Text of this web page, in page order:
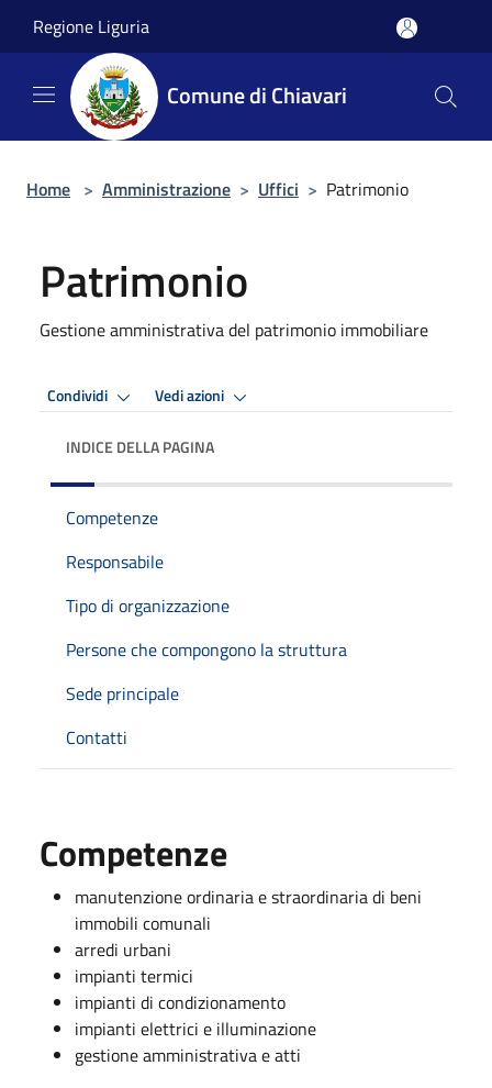
Regione Liguria
Comune di Chiavari
Home > Amministrazione > Uffici > Patrimonio
Patrimonio
Gestione amministrativa del patrimonio immobiliare
Condividi Vedi azioni
INDICE DELLA PAGINA
Competenze
Responsabile
Tipo di organizzazione
Persone che compongono la struttura
Sede principale
Contatti
Competenze
manutenzione ordinaria e straordinaria di beni
immobili comunali
arredi urbani
impianti termici
impianti di condizionamento
impianti elettrici e illuminazione
gestione amministrativa e atti